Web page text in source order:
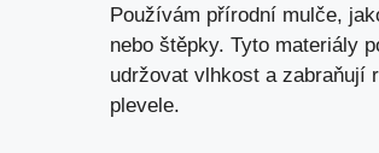
Používám přírodní mulče,
nebo štěpky. Tyto materiály
udržovat vlhkost a zabraňují
plevele.